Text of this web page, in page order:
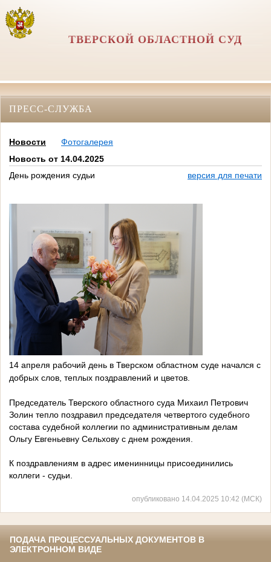
ТВЕРСКОЙ ОБЛАСТНОЙ СУД
ПРЕСС-СЛУЖБА
Новости
Фотогалерея
Новость от 14.04.2025
День рождения судьи
версия для печати
14 апреля рабочий день в Тверском областном суде начался с
добрых слов, теплых поздравлений и цветов.
Председатель Тверского областного суда Михаил Петрович
Золин тепло поздравил председателя четвертого судебного
состава судебной коллегии по административным делам
Ольгу Евгеньевну Сельхову с днем рождения.
К поздравлениям в адрес именинницы присоединились
коллеги - судьи.
опубликовано 14.04.2025 10:42 (МСК)
ПОДАЧА ПРОЦЕССУАЛЬНЫХ ДОКУМЕНТОВ В
ЭЛЕКТРОННОМ ВИДЕ